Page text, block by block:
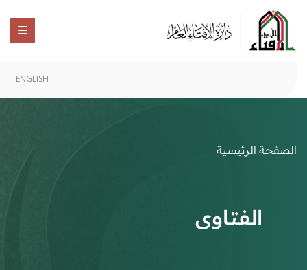
ENGLISH
الصفحة الرئيسية
الفتاوى